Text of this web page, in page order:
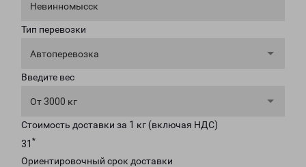
Невинномысск
Тип перевозки
Автоперевозка
Введите вес
От 3000 кг
Стоимость доставки за 1 кг (включая НДС)
31 *
Ориентировочный срок доставки